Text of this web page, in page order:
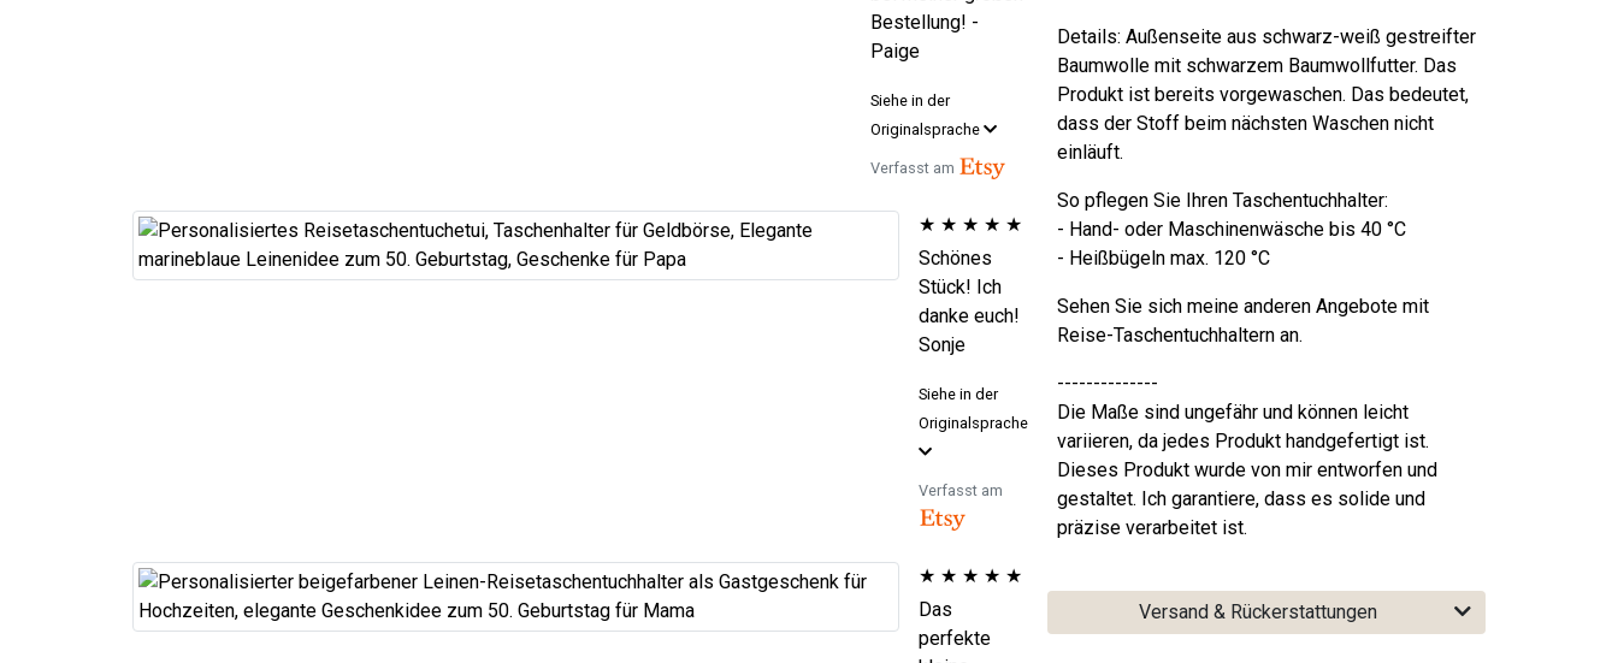
Details: Außenseite aus schwarz-weiß gestreifter
Baumwolle mit schwarzem Baumwollfutter. Das
Produkt ist bereits vorgewaschen. Das bedeutet,
dass der Stoff beim nächsten Waschen nicht
einläuft.
So pflegen Sie Ihren Taschentuchhalter:
- Hand- oder Maschinenwäsche bis 40 °C
- Heißbügeln max. 120 °C
Sehen Sie sich meine anderen Angebote mit
Reise-Taschentuchhaltern an.
--------------
Die Maße sind ungefähr und können leicht
variieren, da jedes Produkt handgefertigt ist.
Dieses Produkt wurde von mir entworfen und
gestaltet. Ich garantiere, dass es solide und
präzise verarbeitet ist.
Versand & Rückerstattungen
Bestellung! -
Paige
Siehe in der
Originalsprache
Verfasst am
★ ★ ★ ★ ★
Schönes
Stück! Ich
danke euch!
Sonje
Siehe in der
Originalsprache
Verfasst am
★ ★ ★ ★ ★
Das
perfekte